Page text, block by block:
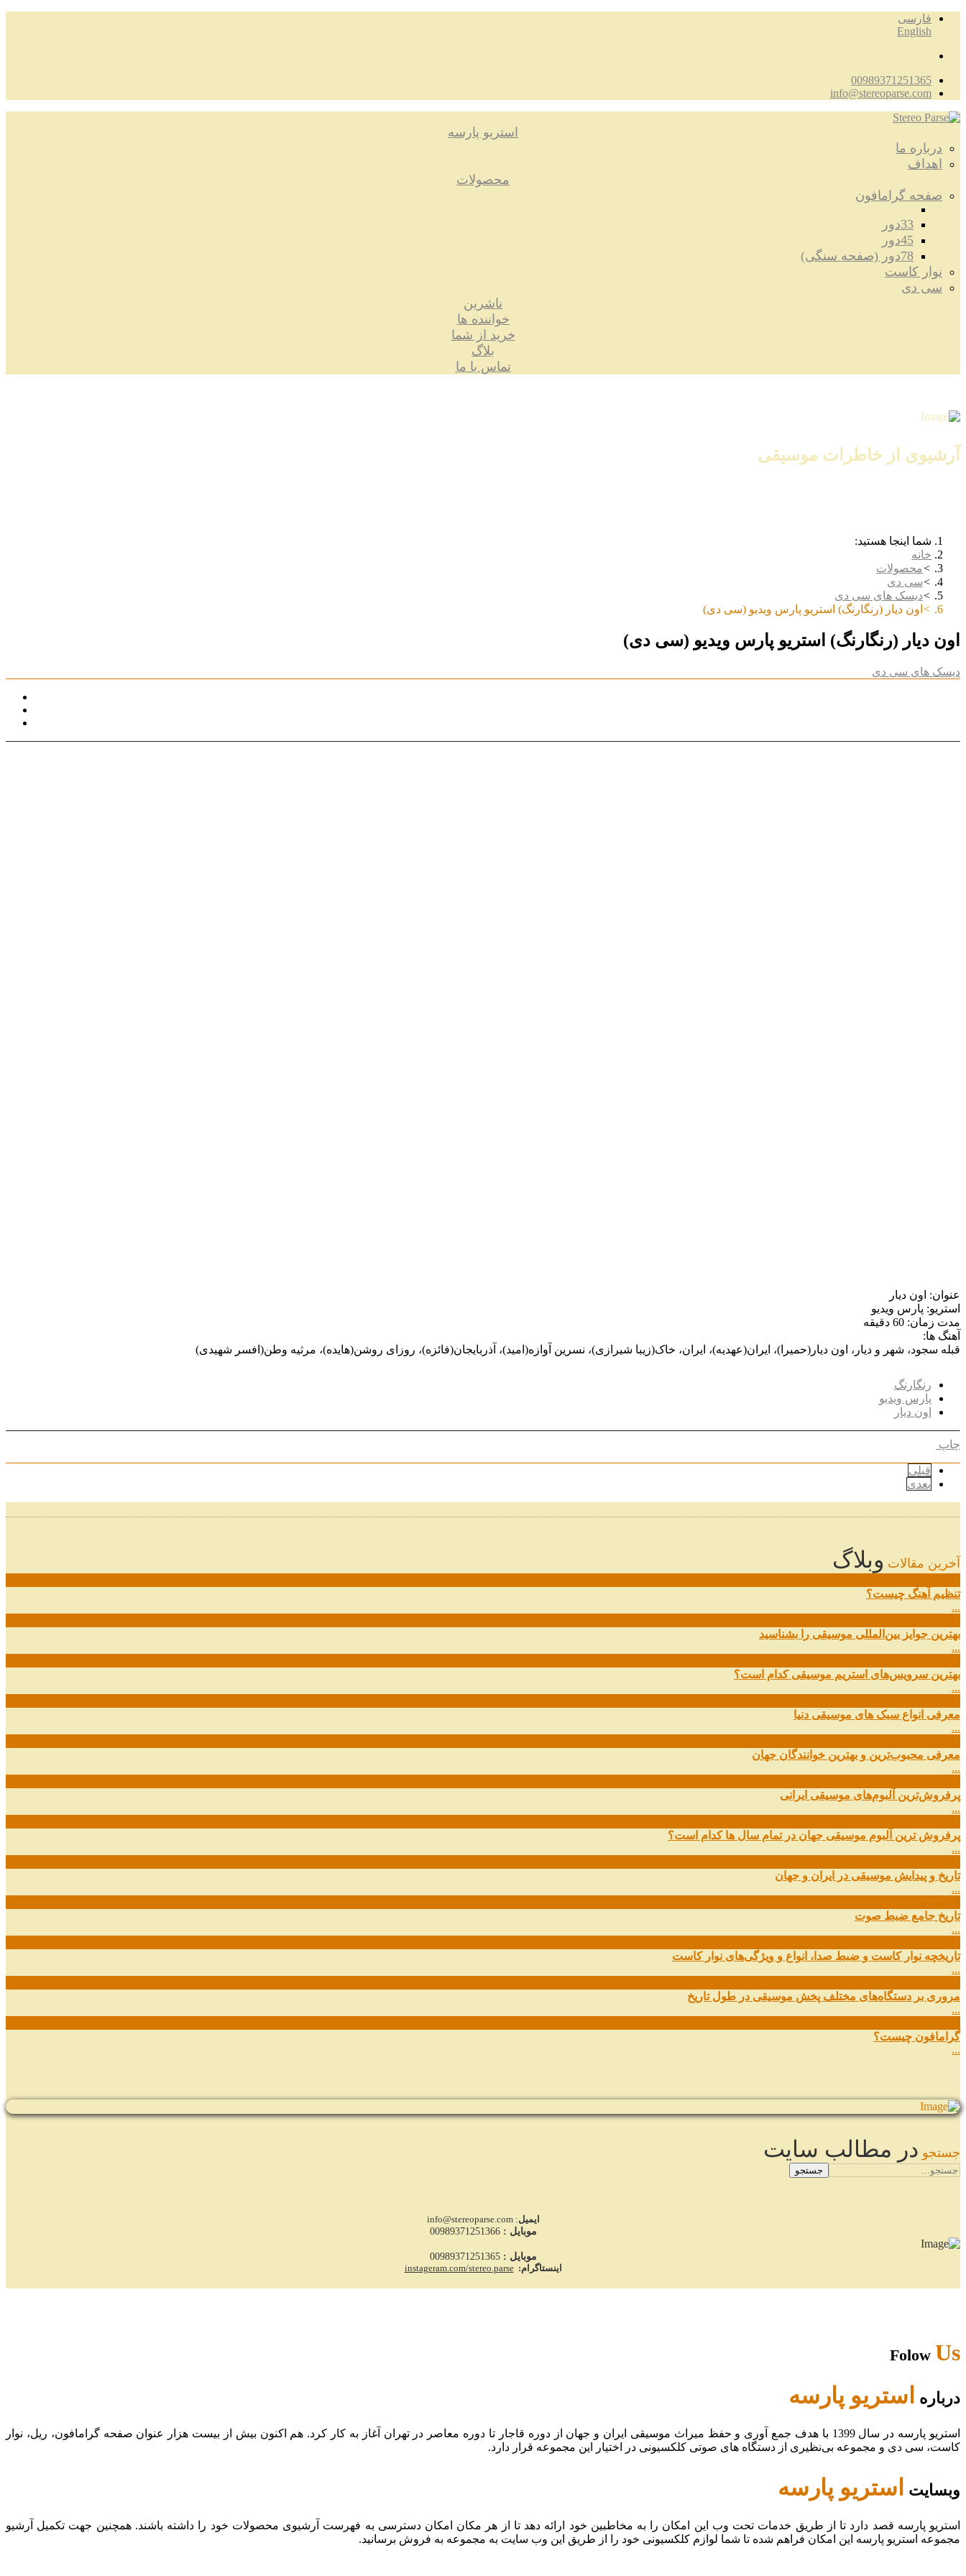
فارسی
English
00989371251365
info@stereoparse.com
استریو پارسه
درباره ما
اهداف
محصولات
صفحه گرامافون
33دور
45دور
78دور (صفحه سنگی)
نوار کاست
سی دی
ناشرین
خواننده ها
خرید از شما
بلاگ
تماس با ما
آرشیوی از خاطرات موسیقی
شما اینجا هستید:
خانه
محصولات
سی دی
دیسک های سی دی
اون دیار (رنگارنگ) استریو پارس ویدیو (سی دی)
اون دیار (رنگارنگ) استریو پارس ویدیو (سی دی)
دیسک های سی دی
عنوان: اون دیار
استریو: پارس ویدیو
مدت زمان: 60 دقیقه
آهنگ ها:
قبله سجود، شهر و دیار، اون دیار(حمیرا)، ایران(عهدیه)، ایران، خاک(زیبا شیرازی)، نسرین آوازه(امید)، آذربایجان(فائزه)، روزای روشن(هایده)، مرثیه وطن(افسر شهیدی)
رنگارنگ
پارس ویدیو
اون دیار
چاپ
قبلی
بعدی
آخرین مقالات وبلاگ
تنظیم آهنگ چیست؟
...
بهترین جوایز بین‌المللی موسیقی را بشناسید
...
بهترین سرویس‌های استریم موسیقی کدام است؟
...
معرفی انواع سبک های موسیقی دنیا
...
معرفی محبوب‌ترین و بهترین خوانندگان جهان
...
پرفروش‌ترین آلبوم‌های موسیقی ایرانی
...
پرفروش ترین آلبوم موسیقی جهان در تمام سال ها کدام است؟
...
تاریخ و پیدایش موسیقی در ایران و جهان
...
تاریخ جامع ضبط صوت
...
تاریخچه نوار کاست و ضبط صدا، انواع و ویژگی‌های نوار کاست
...
مروری بر دستگاه‌های مختلف پخش موسیقی در طول تاریخ
...
گرامافون چیست؟
...
جستجو در مطالب سایت
جستجو
ایمیل: info@stereoparse.com
موبایل : 00989371251366
موبایل : 00989371251365
اینستاگرام: instageram.com/stereo.parse
Folow Us
درباره استریو پارسه
استریو پارسه در سال 1399 با هدف جمع آوری و حفظ میراث موسیقی ایران و جهان از دوره قاجار تا دوره معاصر در تهران آغاز به کار کرد. هم اکنون بیش از بیست هزار عنوان صفحه گرامافون، ریل، نوار
کاست، سی دی و مجموعه بی‌نظیری از دستگاه های صوتی کلکسیونی در اختیار این مجموعه قرار دارد.
وبسایت استریو پارسه
استریو پارسه قصد دارد تا از طریق خدمات تحت وب این امکان را به مخاطبین خود ارائه دهد تا از هر مکان امکان دسترسی به فهرست آرشیوی محصولات خود را داشته باشند. همچنین جهت تکمیل آرشیو
مجموعه استریو پارسه این امکان فراهم شده تا شما لوازم کلکسیونی خود را از طریق این وب سایت به مجموعه به فروش برسانید.